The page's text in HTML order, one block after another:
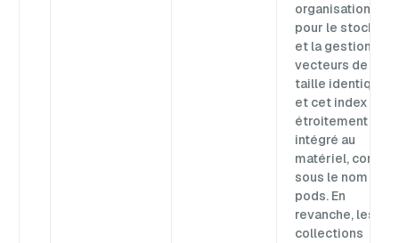
pour le stockage
et la gestion des
vecteurs de
taille identique,
et cet index est
étroitement
intégré au
matériel, connu
sous le nom de
pods. En
revanche, les
collections